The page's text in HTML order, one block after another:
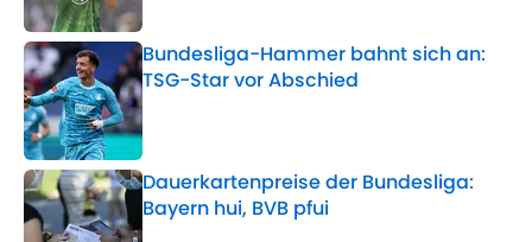
Bundesliga-Hammer bahnt sich an:
TSG-Star vor Abschied
Published by on Invalid Date
Dauerkartenpreise der Bundesliga:
Bayern hui, BVB pfui
Published by on Invalid Date